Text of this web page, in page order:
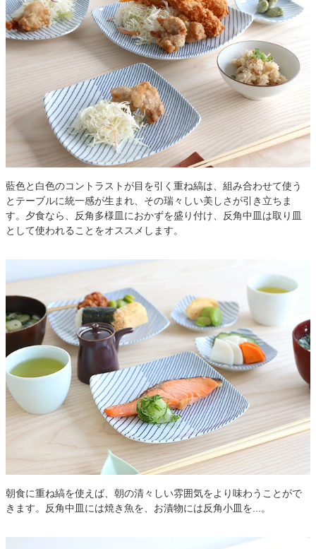
藍色と白色のコントラストが目を引く重ね縞は、組み合わせて使う
とテーブルに統一感が生まれ、その瑞々しい美しさが引き立ちま
す。夕食なら、反角多様皿におかずを盛り付け、反角中皿は取り皿
として使われることをオススメします。
朝食に重ね縞を使えば、朝の清々しい雰囲気をより味わうことがで
きます。反角中皿には焼き魚を、お漬物には反角小皿を...。